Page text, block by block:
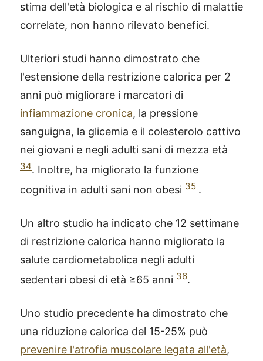
stima dell'età biologica e al rischio di malattie
correlate, non hanno rilevato benefici.
Ulteriori studi hanno dimostrato che
l'estensione della restrizione calorica per 2
anni può migliorare i marcatori di
infiammazione cronica, la pressione
sanguigna, la glicemia e il colesterolo cattivo
nei giovani e negli adulti sani di mezza età
34. Inoltre, ha migliorato la funzione
cognitiva in adulti sani non obesi 35 .
Un altro studio ha indicato che 12 settimane
di restrizione calorica hanno migliorato la
salute cardiometabolica negli adulti
sedentari obesi di età ≥65 anni 36.
Uno studio precedente ha dimostrato che
una riduzione calorica del 15-25% può
prevenire l'atrofia muscolare legata all'età,